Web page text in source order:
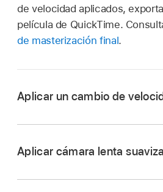
de velocidad aplicados,
película de QuickTime.
de masterización final.
Aplicar un cambio de
Aplicar cámara lenta